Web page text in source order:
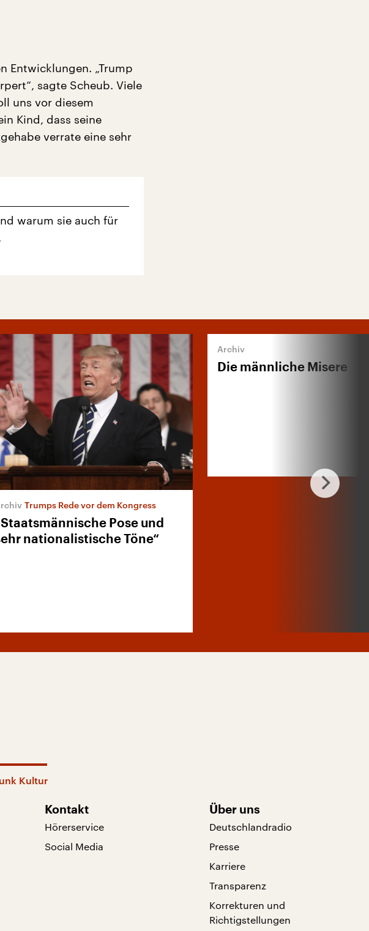
Entwicklungen. „Trump
sagte Scheub. Viele
uns vor diesem
Kind, dass seine
verrate eine sehr
warum sie auch für
Trumps Rede vor dem Kongress
Pose und
nationalistische Töne“
Die männliche Misere
Kultur
Kontakt
Hörerservice
Social Media
Über uns
Deutschlandradio
Presse
Karriere
Transparenz
Korrekturen und
Richtigstellungen